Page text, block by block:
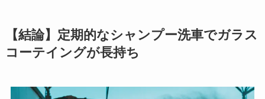
【結論】定期的なシャンプー洗車でガラス
コーテイングが長持ち